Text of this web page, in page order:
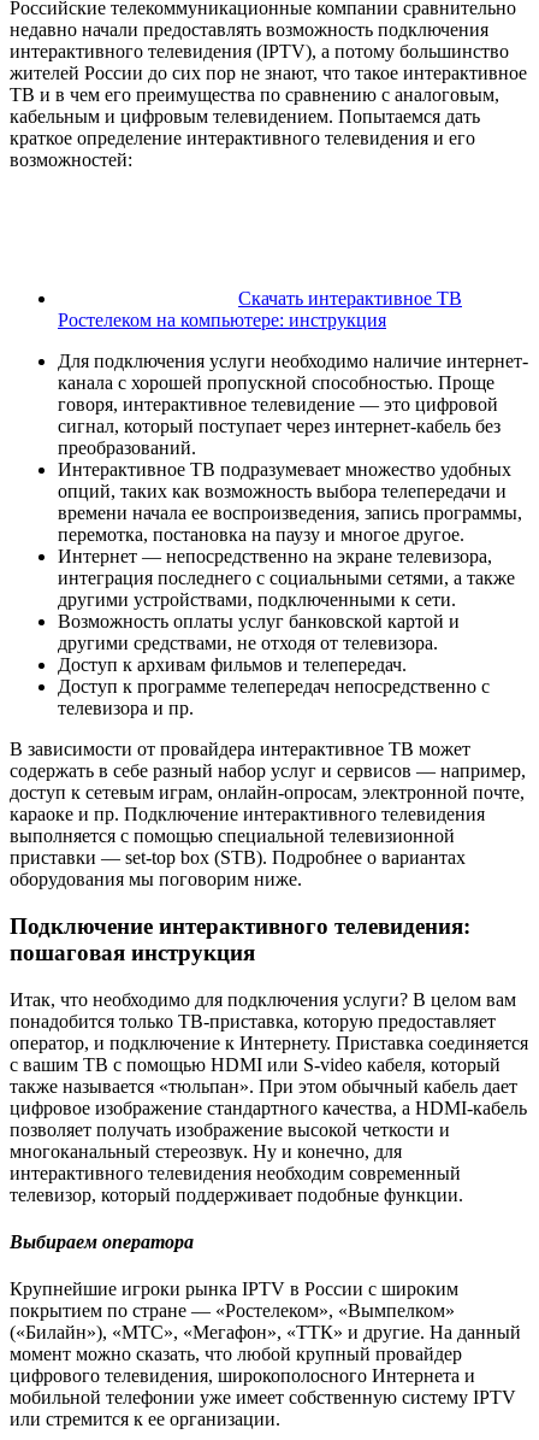
Российские телекоммуникационные компании сравнительно
недавно начали предоставлять возможность подключения
интерактивного телевидения (IPTV), а потому большинство
жителей России до сих пор не знают, что такое интерактивное
ТВ и в чем его преимущества по сравнению с аналоговым,
кабельным и цифровым телевидением. Попытаемся дать
краткое определение интерактивного телевидения и его
возможностей:
Скачать интерактивное ТВ
Ростелеком на компьютере: инструкция
Для подключения услуги необходимо наличие интернет-
канала с хорошей пропускной способностью. Проще
говоря, интерактивное телевидение — это цифровой
сигнал, который поступает через интернет-кабель без
преобразований.
Интерактивное ТВ подразумевает множество удобных
опций, таких как возможность выбора телепередачи и
времени начала ее воспроизведения, запись программы,
перемотка, постановка на паузу и многое другое.
Интернет — непосредственно на экране телевизора,
интеграция последнего с социальными сетями, а также
другими устройствами, подключенными к сети.
Возможность оплаты услуг банковской картой и
другими средствами, не отходя от телевизора.
Доступ к архивам фильмов и телепередач.
Доступ к программе телепередач непосредственно с
телевизора и пр.
В зависимости от провайдера интерактивное ТВ может
содержать в себе разный набор услуг и сервисов — например,
доступ к сетевым играм, онлайн-опросам, электронной почте,
караоке и пр. Подключение интерактивного телевидения
выполняется с помощью специальной телевизионной
приставки — set-top box (STB). Подробнее о вариантах
оборудования мы поговорим ниже.
Подключение интерактивного телевидения:
пошаговая инструкция
Итак, что необходимо для подключения услуги? В целом вам
понадобится только ТВ-приставка, которую предоставляет
оператор, и подключение к Интернету. Приставка соединяется
с вашим ТВ с помощью HDMI или S-video кабеля, который
также называется «тюльпан». При этом обычный кабель дает
цифровое изображение стандартного качества, а HDMI-кабель
позволяет получать изображение высокой четкости и
многоканальный стереозвук. Ну и конечно, для
интерактивного телевидения необходим современный
телевизор, который поддерживает подобные функции.
Выбираем оператора
Крупнейшие игроки рынка IPTV в России с широким
покрытием по стране — «Ростелеком», «Вымпелком»
(«Билайн»), «МТС», «Мегафон», «ТТК» и другие. На данный
момент можно сказать, что любой крупный провайдер
цифрового телевидения, широкополосного Интернета и
мобильной телефонии уже имеет собственную систему IPTV
или стремится к ее организации.